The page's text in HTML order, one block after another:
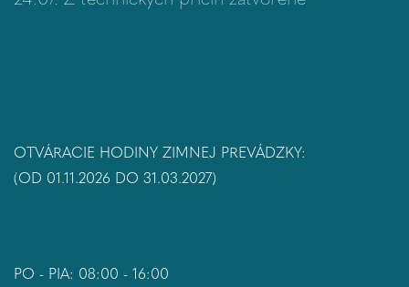
OTVÁRACIE HODINY ZIMNEJ PREVÁDZKY:
(OD 01.11.2026 DO 31.03.2027)
PO - PIA: 08:00 - 16:00